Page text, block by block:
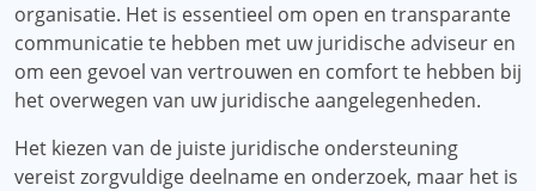
organisatie. Het is essentieel om open en transparante
communicatie te hebben met uw juridische adviseur en
om een ​​gevoel van vertrouwen en comfort te hebben bij
het overwegen van uw juridische aangelegenheden.
Het kiezen van de juiste juridische ondersteuning
vereist zorgvuldige deelname en onderzoek, maar het is